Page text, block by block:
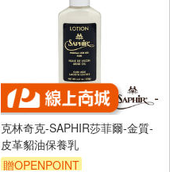
克林奇克-SAPHIR莎菲爾-金質-
皮革貂油保養乳
贈OPENPOINT